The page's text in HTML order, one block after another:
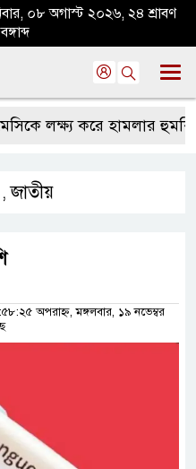
০৮ অগাস্ট ২০২৬, ২৪ শ্রাবণ
লক্ষ্য করে হামলার হুমকি,
,জাতীয়
অপরাহ্ন, মঙ্গলবার, ১৯ নভেম্বর